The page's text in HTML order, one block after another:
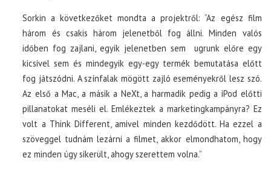
Sorkin a következőket mondta a projektről: “Az egész film
három és csakis három jelenetből fog állni. Minden valós
időben fog zajlani, egyik jelenetben sem ugrunk előre egy
kicsivel sem és mindegyik egy-egy termék bemutatása előtt
fog játszódni. A színfalak mögött zajló eseményekről lesz szó.
Az első a Mac, a másik a NeXt, a harmadik pedig a iPod előtti
pillanatokat meséli el. Emlékeztek a marketingkampányra? Ez
volt a Think Different, amivel minden kezdődött. Ha ezzel a
szöveggel tudnám lezárni a filmet, akkor elmondhatom, hogy
ez minden úgy sikerült, ahogy szerettem volna.”